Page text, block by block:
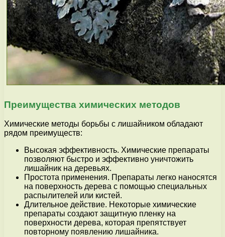
Преимущества химических методов
Химические методы борьбы с лишайником обладают
рядом преимуществ:
Высокая эффективность. Химические препараты
позволяют быстро и эффективно уничтожить
лишайник на деревьях.
Простота применения. Препараты легко наносятся
на поверхность дерева с помощью специальных
распылителей или кистей.
Длительное действие. Некоторые химические
препараты создают защитную пленку на
поверхности дерева, которая препятствует
повторному появлению лишайника.